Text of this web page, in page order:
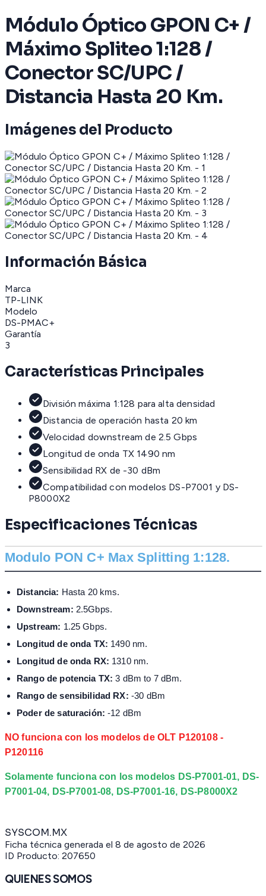
Módulo Óptico GPON C+ /
Máximo Spliteo 1:128 /
Conector SC/UPC /
Distancia Hasta 20 Km.
Imágenes del Producto
Información Básica
Marca
TP-LINK
Modelo
DS-PMAC+
Garantía
3
Características Principales
División máxima 1:128 para alta densidad
Distancia de operación hasta 20 km
Velocidad downstream de 2.5 Gbps
Longitud de onda TX 1490 nm
Sensibilidad RX de -30 dBm
Compatibilidad con modelos DS-P7001 y DS-
P8000X2
Especificaciones Técnicas
Modulo PON C+ Max Splitting 1:128.
Distancia: Hasta 20 kms.
Downstream: 2.5Gbps.
Upstream: 1.25 Gbps.
Longitud de onda TX: 1490 nm.
Longitud de onda RX: 1310 nm.
Rango de potencia TX: 3 dBm to 7 dBm.
Rango de sensibilidad RX: -30 dBm
Poder de saturación: -12 dBm
NO funciona con los modelos de OLT P120108 -
P120116
Solamente funciona con los modelos DS-P7001-01, DS-
P7001-04, DS-P7001-08, DS-P7001-16, DS-P8000X2
SYSCOM.MX
Ficha técnica generada el 8 de agosto de 2026
ID Producto: 207650
QUIENES SOMOS